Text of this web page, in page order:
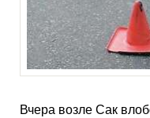
Вчера возле Сак